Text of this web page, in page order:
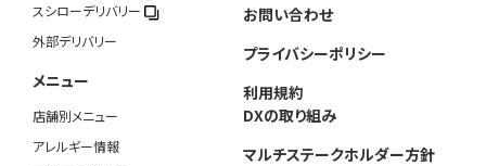
スシローデリバリー
外部デリバリー
メニュー
店舗別メニュー
アレルギー情報
お問い合わせ
プライバシーポリシー
利用規約
DXの取り組み
マルチステークホルダー方針